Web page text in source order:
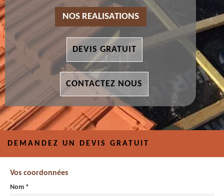
NOS REALISATIONS
DEVIS GRATUIT
CONTACTEZ NOUS
DEMANDEZ UN DEVIS GRATUIT
Vos coordonnées
Nom *